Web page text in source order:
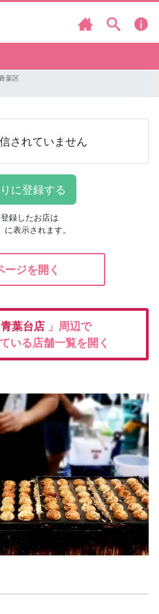
葉区
されていません
録したお店は
」に表示されます。
ジを開く
青葉台店 」周辺で
いる店舗一覧を開く